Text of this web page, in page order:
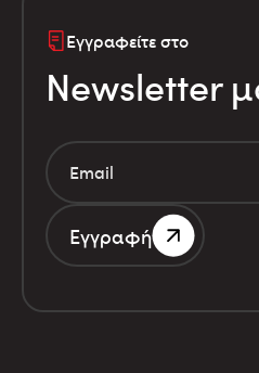
Εγγραφείτε στο
Newsletter
Εγγραφή